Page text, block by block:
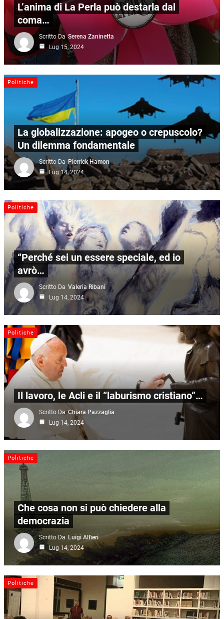
L’anima di La Perla può destarla dal
coma…
Scritto Da Serena Zaninetta
Lug 15, 2024
Politiche
La globalizzazione: apogeo o crepuscolo?
Un dilemma fondamentale
Scritto Da Pierrick Hamon
Lug 14, 2024
Politiche
“Perché sei un essere speciale, ed io
avrò…
Scritto Da Valeria Ribani
Lug 14, 2024
Politiche
Il lavoro, le Acli e il “laburismo cristiano”…
Scritto Da Chiara Pazzaglia
Lug 14, 2024
Politiche
Che cosa non si può chiedere alla
democrazia
Scritto Da Luigi Alfieri
Lug 14, 2024
Politiche